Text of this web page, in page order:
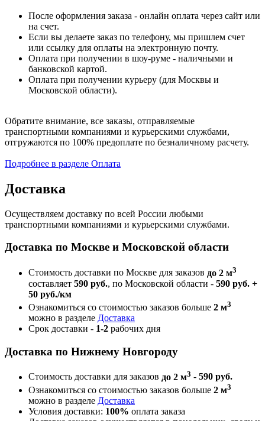
После оформления заказа - онлайн оплата через сайт или
на счет.
Если вы делаете заказ по телефону, мы пришлем счет
или ссылку для оплаты на электронную почту.
Оплата при получении в шоу-руме - наличными и
банковской картой.
Оплата при получении курьеру (для Москвы и
Московской области).
Обратите внимание, все заказы, отправляемые
транспортными компаниями и курьерскими службами,
отгружаются по 100% предоплате по безналичному расчету.
Подробнее в разделе Оплата
Доставка
Осуществляем доставку по всей России любыми
транспортными компаниями и курьерскими службами.
Доставка по Москве и Московской области
Стоимость доставки по Москве для заказов до 2 м3
составляет 590 руб., по Московской области - 590 руб. +
50 руб./км
Ознакомиться со стоимостью заказов больше 2 м3
можно в разделе Доставка
Срок доставки - 1-2 рабочих дня
Доставка по Нижнему Новгороду
Стоимость доставки для заказов до 2 м3 - 590 руб.
Ознакомиться со стоимостью заказов больше 2 м3
можно в разделе Доставка
Условия доставки: 100% оплата заказа